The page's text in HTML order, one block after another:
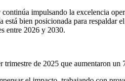
impulsando la excelencia
bien posicionada para
entre 2026 y 2030.
de 2025 que aumentaron un